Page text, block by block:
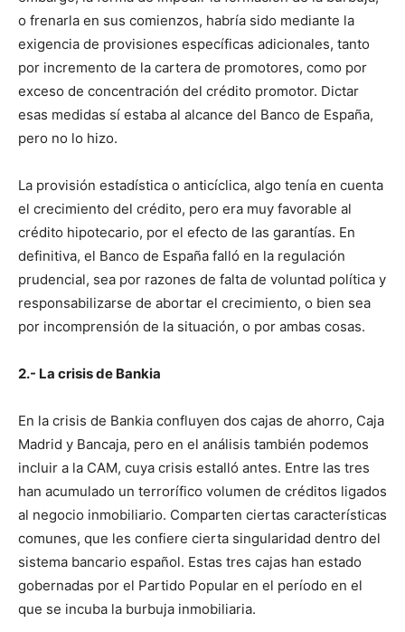
o frenarla en sus comienzos, habría sido mediante la
exigencia de provisiones específicas adicionales, tanto
por incremento de la cartera de promotores, como por
exceso de concentración del crédito promotor. Dictar
esas medidas sí estaba al alcance del Banco de España,
pero no lo hizo.
La provisión estadística o anticíclica, algo tenía en cuenta
el crecimiento del crédito, pero era muy favorable al
crédito hipotecario, por el efecto de las garantías. En
definitiva, el Banco de España falló en la regulación
prudencial, sea por razones de falta de voluntad política y
responsabilizarse de abortar el crecimiento, o bien sea
por incomprensión de la situación, o por ambas cosas.
2.- La crisis de Bankia
En la crisis de Bankia confluyen dos cajas de ahorro, Caja
Madrid y Bancaja, pero en el análisis también podemos
incluir a la CAM, cuya crisis estalló antes. Entre las tres
han acumulado un terrorífico volumen de créditos ligados
al negocio inmobiliario. Comparten ciertas características
comunes, que les confiere cierta singularidad dentro del
sistema bancario español. Estas tres cajas han estado
gobernadas por el Partido Popular en el período en el
que se incuba la burbuja inmobiliaria.